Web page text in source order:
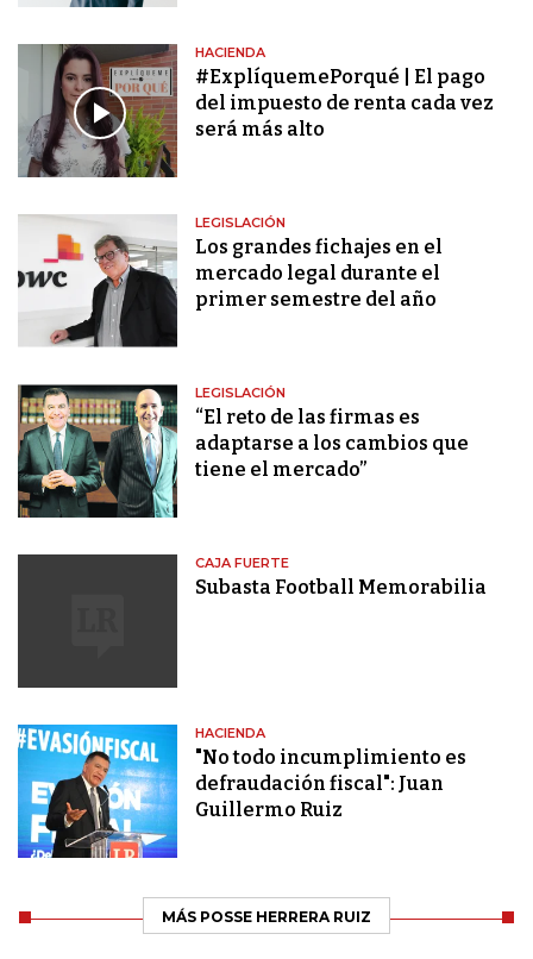
HACIENDA
#ExplíquemePorqué | El pago
del impuesto de renta cada vez
será más alto
LEGISLACIÓN
Los grandes fichajes en el
mercado legal durante el
primer semestre del año
LEGISLACIÓN
“El reto de las firmas es
adaptarse a los cambios que
tiene el mercado”
CAJA FUERTE
Subasta Football Memorabilia
HACIENDA
"No todo incumplimiento es
defraudación fiscal": Juan
Guillermo Ruiz
MÁS POSSE HERRERA RUIZ